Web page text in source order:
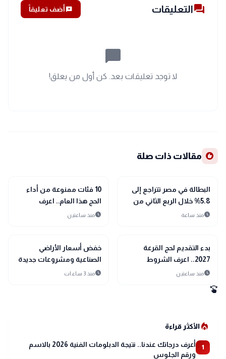
forumالتعليقات add_commentأضف تعليقاً
chat_bubble_outline
لا توجد تعليقات بعد. كن أول من يعلق!
recommend مقالات ذات صلة
public
الأخبار المحلية
البطالة في مصر تتراجع إلى
5.8% خلال الربع الثاني من
2026.. والإحصاء يرصد زيادة
scheduleمنذ ساعة
public
الأخبار المحلية
10 فئات ممنوعة من أداء
الحج هذا العام.. اعرف
التفاصيل
scheduleمنذ ساعتين
public
الأخبار المحلية
بدء التقديم لحج القرعة
2027.. اعرف الشروط
وخطوات التقديم
scheduleمنذ ساعتين
public
الأخبار المحلية
خفض أسعار الأراضي
الصناعية ومشروعات جديدة
للمياه والإسكان.. أبرز قرارات
scheduleمنذ 3 ساعات
swipe
local_fire_departmentالأكثر قراءة
1
أعرف درجاتك عندنا.. نتيجة الدبلومات الفنية 2026 بالاسم
ورقم الجلوس